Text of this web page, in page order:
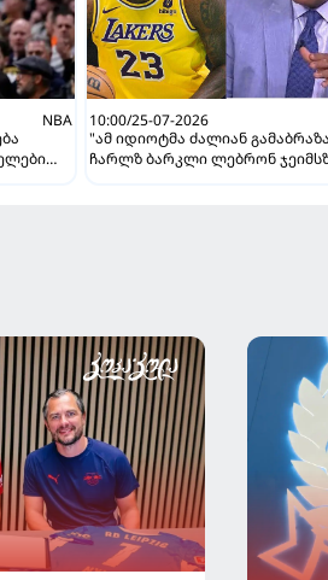
NBA
10:00/25-07-2026
"ამ იდიოტმა ძალიან
ჩარლზ ბარკლი ლებრონ